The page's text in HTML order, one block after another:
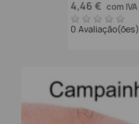
4,46 € com IVA
0 Avaliação(ões)